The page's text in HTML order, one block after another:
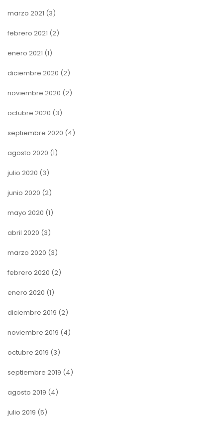
marzo 2021 (3)
febrero 2021 (2)
enero 2021 (1)
diciembre 2020 (2)
noviembre 2020 (2)
octubre 2020 (3)
septiembre 2020 (4)
agosto 2020 (1)
julio 2020 (3)
junio 2020 (2)
mayo 2020 (1)
abril 2020 (3)
marzo 2020 (3)
febrero 2020 (2)
enero 2020 (1)
diciembre 2019 (2)
noviembre 2019 (4)
octubre 2019 (3)
septiembre 2019 (4)
agosto 2019 (4)
julio 2019 (5)